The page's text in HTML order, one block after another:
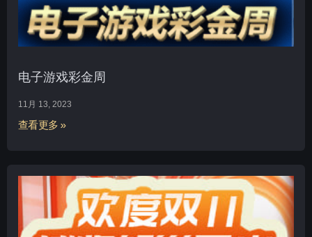
电子游戏彩金周
11月 13, 2023
查看更多 »